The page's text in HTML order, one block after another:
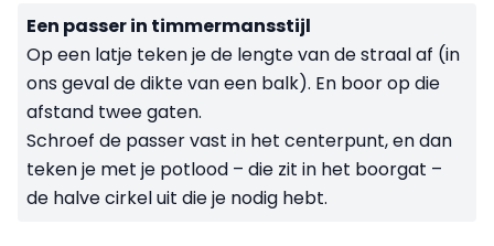
Een passer in timmermansstijl
Op een latje teken je de lengte van de straal af (in
ons geval de dikte van een balk). En boor op die
afstand twee gaten.
Schroef de passer vast in het centerpunt, en dan
teken je met je potlood – die zit in het boorgat –
de halve cirkel uit die je nodig hebt.